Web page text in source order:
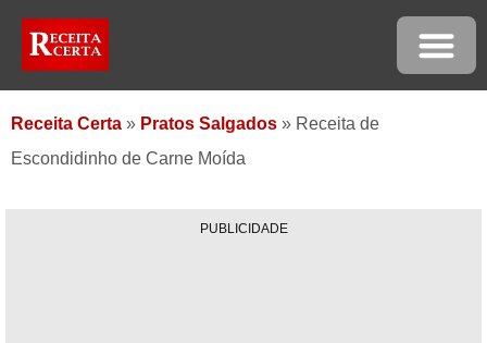
Receita Certa » Pratos Salgados » Receita de
Escondidinho de Carne Moída
PUBLICIDADE